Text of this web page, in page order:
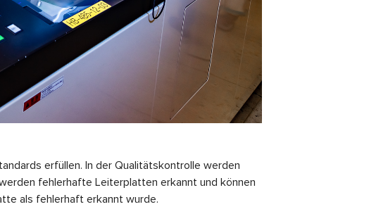
erfüllen. In der Qualitätskontrolle werden
fehlerhafte Leiterplatten erkannt und können
als fehlerhaft erkannt wurde.